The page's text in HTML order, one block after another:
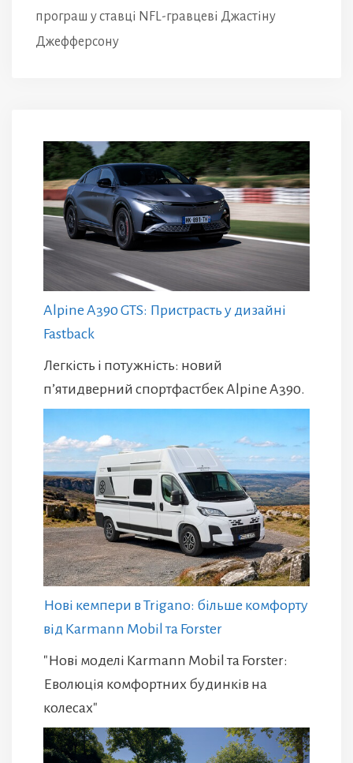
програш у ставці NFL-гравцеві Джастіну
Джефферсону
Alpine A390 GTS: Пристрасть у дизайні
Fastback
Легкість і потужність: новий
п’ятидверний спортфастбек Alpine A390.
Нові кемпери в Trigano: більше комфорту
від Karmann Mobil та Forster
"Нові моделі Karmann Mobil та Forster:
Еволюція комфортних будинків на
колесах"